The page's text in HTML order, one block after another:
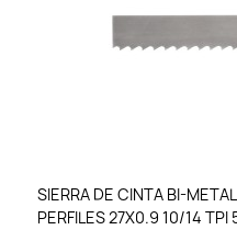
SIERRA DE CINTA BI-
PERFILES 27X0.9 10/14 TPI